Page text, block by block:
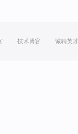
技术博客 诚聘英才